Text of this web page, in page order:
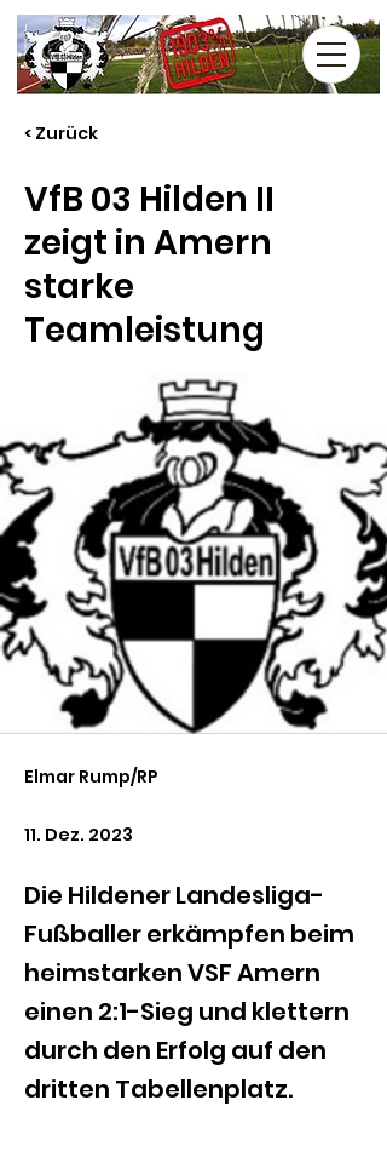
< Zurück
VfB 03 Hilden II
zeigt in Amern
starke
Teamleistung
Elmar Rump/RP
11. Dez. 2023
Die Hildener Landesliga-
Fußballer erkämpfen beim
heimstarken VSF Amern
einen 2:1-Sieg und klettern
durch den Erfolg auf den
dritten Tabellenplatz.